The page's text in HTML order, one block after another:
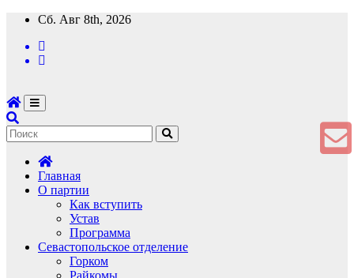
Перейти
содержимому
Сб. Авг 8th, 2026
Главная
О партии
Как вступить
Устав
Программа
Севастопольское отделение
Горком
Райкомы